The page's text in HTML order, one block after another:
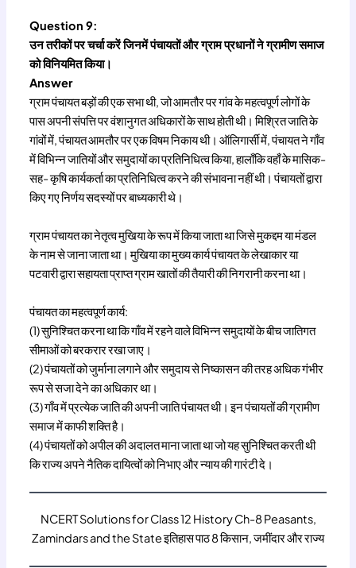
Question 9:
उन तरीकों पर चर्चा करें जिनमें पंचायतों और ग्राम प्रधानों ने ग्रामीण समाज
को विनियमित किया।
Answer
ग्राम पंचायत बड़ों की एक सभा थी, जो आमतौर पर गांव के महत्वपूर्ण लोगों के
पास अपनी संपत्ति पर वंशानुगत अधिकारों के साथ होती थी। मिश्रित जाति के
गांवों में, पंचायत आमतौर पर एक विषम निकाय थी। ऑलिगार्सी में, पंचायत ने गाँव
में विभिन्न जातियों और समुदायों का प्रतिनिधित्व किया, हालाँकि वहाँ के मासिक-
सह- कृषि कार्यकर्ता का प्रतिनिधित्व करने की संभावना नहीं थी। पंचायतों द्वारा
किए गए निर्णय सदस्यों पर बाध्यकारी थे।
ग्राम पंचायत का नेतृत्व मुखिया के रूप में किया जाता था जिसे मुकद्दम या मंडल
के नाम से जाना जाता था। मुखिया का मुख्य कार्य पंचायत के लेखाकार या
पटवारी द्वारा सहायता प्राप्त ग्राम खातों की तैयारी की निगरानी करना था।
पंचायत का महत्वपूर्ण कार्य:
(1) सुनिश्चित करना था कि गाँव में रहने वाले विभिन्न समुदायों के बीच जातिगत
सीमाओं को बरकरार रखा जाए।
(2) पंचायतों को जुर्माना लगाने और समुदाय से निष्कासन की तरह अधिक गंभीर
रूप से सजा देने का अधिकार था।
(3) गाँव में प्रत्येक जाति की अपनी जाति पंचायत थी। इन पंचायतों की ग्रामीण
समाज में काफी शक्ति है।
(4) पंचायतों को अपील की अदालत माना जाता था जो यह सुनिश्चित करती थी
कि राज्य अपने नैतिक दायित्वों को निभाए और न्याय की गारंटी दे।
NCERT Solutions for Class 12 History Ch-8 Peasants,
Zamindars and the State इतिहास पाठ 8 किसान, जमींदार और राज्य